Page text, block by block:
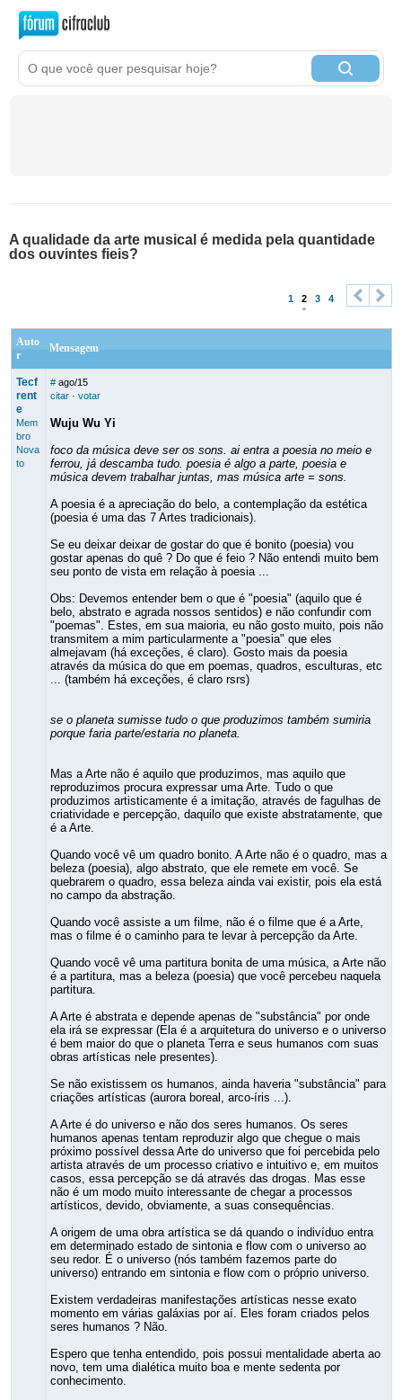
A qualidade da arte musical é medida pela quantidade
dos ouvintes fieis?
1 2 3 4
>
Auto
r
Mensagem
Tecf
rent
e
Mem
bro
Nova
to
# ago/15
citar· votar
Wuju Wu Yi
foco da música deve ser os sons. ai entra a poesia no meio e
ferrou, já descamba tudo. poesia é algo a parte, poesia e
música devem trabalhar juntas, mas música arte = sons.
A poesia é a apreciação do belo, a contemplação da estética
(poesia é uma das 7 Artes tradicionais).
Se eu deixar deixar de gostar do que é bonito (poesia) vou
gostar apenas do quê ? Do que é feio ? Não entendi muito bem
seu ponto de vista em relação à poesia ...
Obs: Devemos entender bem o que é "poesia" (aquilo que é
belo, abstrato e agrada nossos sentidos) e não confundir com
"poemas". Estes, em sua maioria, eu não gosto muito, pois não
transmitem a mim particularmente a "poesia" que eles
almejavam (há exceções, é claro). Gosto mais da poesia
através da música do que em poemas, quadros, esculturas, etc
... (também há exceções, é claro rsrs)
se o planeta sumisse tudo o que produzimos também sumiria
porque faria parte/estaria no planeta.
Mas a Arte não é aquilo que produzimos, mas aquilo que
reproduzimos procura expressar uma Arte. Tudo o que
produzimos artisticamente é a imitação, através de fagulhas de
criatividade e percepção, daquilo que existe abstratamente, que
é a Arte.
Quando você vê um quadro bonito. A Arte não é o quadro, mas a
beleza (poesia), algo abstrato, que ele remete em você. Se
quebrarem o quadro, essa beleza ainda vai existir, pois ela está
no campo da abstração.
Quando você assiste a um filme, não é o filme que é a Arte,
mas o filme é o caminho para te levar à percepção da Arte.
Quando você vê uma partitura bonita de uma música, a Arte não
é a partitura, mas a beleza (poesia) que você percebeu naquela
partitura.
A Arte é abstrata e depende apenas de "substância" por onde
ela irá se expressar (Ela é a arquitetura do universo e o universo
é bem maior do que o planeta Terra e seus humanos com suas
obras artísticas nele presentes).
Se não existissem os humanos, ainda haveria "substância" para
criações artísticas (aurora boreal, arco-íris ...).
A Arte é do universo e não dos seres humanos. Os seres
humanos apenas tentam reproduzir algo que chegue o mais
próximo possível dessa Arte do universo que foi percebida pelo
artista através de um processo criativo e intuitivo e, em muitos
casos, essa percepção se dá através das drogas. Mas esse
não é um modo muito interessante de chegar a processos
artísticos, devido, obviamente, a suas consequências.
A origem de uma obra artística se dá quando o indivíduo entra
em determinado estado de sintonia e flow com o universo ao
seu redor. É o universo (nós também fazemos parte do
universo) entrando em sintonia e flow com o próprio universo.
Existem verdadeiras manifestações artísticas nesse exato
momento em várias galáxias por aí. Eles foram criados pelos
seres humanos ? Não.
Espero que tenha entendido, pois possui mentalidade aberta ao
novo, tem uma dialética muito boa e mente sedenta por
conhecimento.